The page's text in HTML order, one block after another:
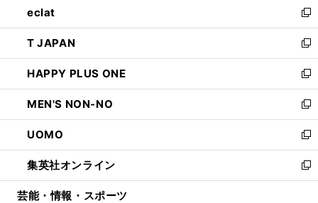
く
で
開
く
ド
ウ
で
開
く
ィ
ン
ド
ウ
で
開
く
い
ウ
ィ
ン
ド
ウ
で
開
く
eclat
新
し
い
ウ
ィ
ン
ド
ウ
で
開
く
T JAPAN
新
し
い
ウ
ィ
ン
ド
ウ
で
開
HAPPY PLUS ONE
新
し
い
ウ
ィ
ン
ド
ウ
MEN'S NON-NO
新
し
い
ウ
ィ
ン
UOMO
新
し
い
ウ
集英社オンライン
新
し
芸能・情報・スポーツ